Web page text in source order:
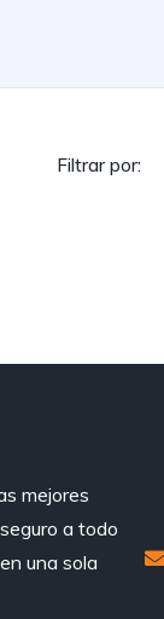
Filtrar por:
mejores
a todo
una sola